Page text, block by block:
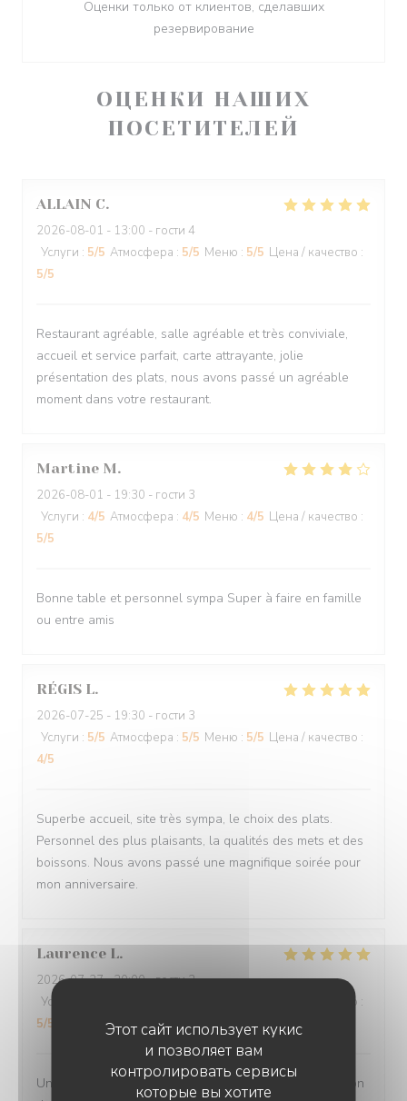
Этот сайт использует кукис
и позволяет вам
контролировать сервисы
которые вы хотите
ОЦЕНКИ НАШИХ
ПОСЕТИТЕЛЕЙ
ALLAIN C
2026-08-01 - 13:00 - гости 4
Услуги : 5/5 Атмосфера : 5/5 Меню : 5/5 Цена / качество :
5/5
Restaurant agréable, salle agréable et très conviviale,
accueil et service parfait, carte attrayante, jolie
présentation des plats, nous avons passé un agréable
moment dans votre restaurant.
Martine M
2026-08-01 - 19:30 - гости 3
Услуги : 4/5 Атмосфера : 4/5 Меню : 4/5 Цена / качество :
5/5
Bonne table et personnel sympa Super à faire en famille
ou entre amis
RÉGIS L
2026-07-25 - 19:30 - гости 3
Услуги : 5/5 Атмосфера : 5/5 Меню : 5/5 Цена / качество :
4/5
Superbe accueil, site très sympa, le choix des plats.
Personnel des plus plaisants, la qualités des mets et des
boissons. Nous avons passé une magnifique soirée pour
mon anniversaire.
Laurence L
2026-07-27- 20:00 - гости 2
Услуги
Цена / качество :
5/5
Un moment très agréable en terrasse - Jolie présentation
Оценки только от клиентов, сделавших
резервирование